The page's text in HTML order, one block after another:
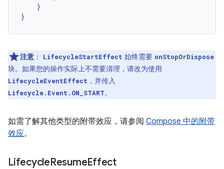
}
}
注意 ： LifecycleStartEffect 始终需要 onStopOrDispose
块。如果您的操作实际上不需要清理，请改为使用
LifecycleEventEffect ，并传入
Lifecycle.Event.ON_START。
如需了解其他类型的附带效应，请参阅 Compose 中的附带
效应。
LifecycleResumeEffect